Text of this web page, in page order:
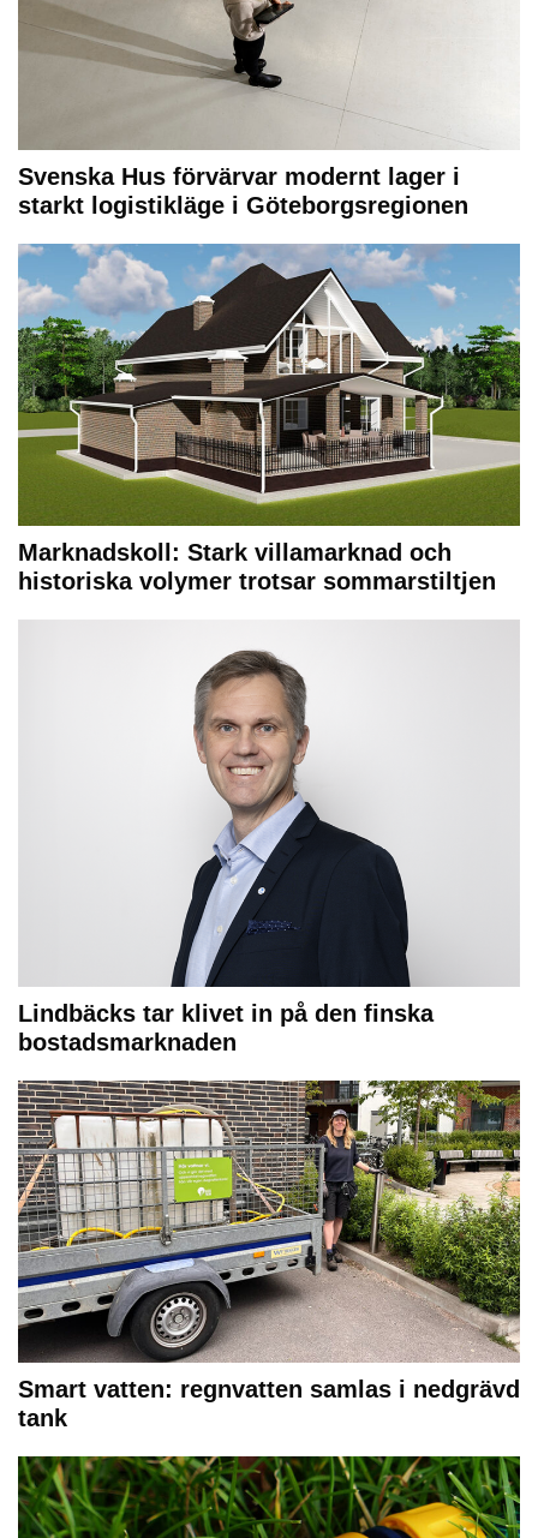
Svenska Hus förvärvar modernt lager i
starkt logistikläge i Göteborgsregionen
Marknadskoll: Stark villamarknad och
historiska volymer trotsar sommarstiltjen
Lindbäcks tar klivet in på den finska
bostadsmarknaden
Smart vatten: regnvatten samlas i nedgrävd
tank